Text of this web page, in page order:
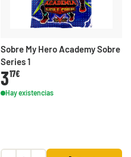
Sobre My Hero Academy Sobre
Series 1
317€
Hay existencias